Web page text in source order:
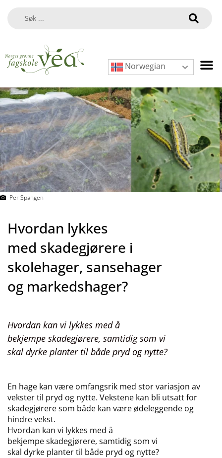
Norwegian
Per Spangen
Hvordan lykkes
med skadegjørere i
skolehager, sansehager
og markedshager?
Hvordan kan vi lykkes med å
bekjempe skadegjørere, samtidig som vi
skal dyrke planter til både pryd og nytte?
En hage kan være omfangsrik med stor variasjon av
vekster til pryd og nytte. Vekstene kan bli utsatt for
skadegjørere som både kan være ødeleggende og
hindre vekst.
Hvordan kan vi lykkes med å
bekjempe skadegjørere, samtidig som vi
skal dyrke planter til både pryd og nytte?